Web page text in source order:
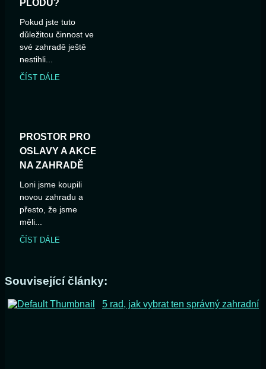
PLODŮ?
Pokud jste tuto
důležitou činnost ve
své zahradě ještě
nestihli...
ČÍST DÁLE
PROSTOR PRO
OSLAVY A AKCE
NA ZAHRADĚ
Loni jsme koupili
novou zahradu a
přesto, že jsme
měli...
ČÍST DÁLE
Související články:
5 rad, jak vybrat ten správný zahradní